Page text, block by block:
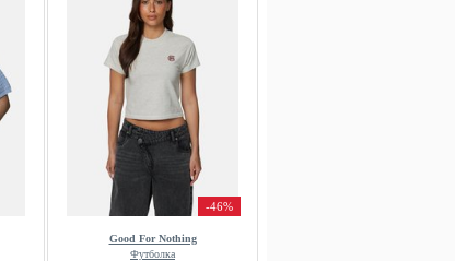
-46%
Good For Nothing
Футболка